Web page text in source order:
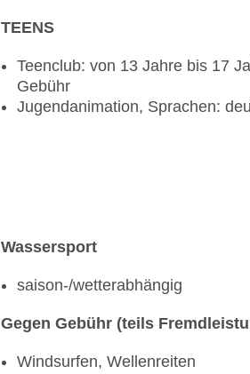
TEENS
Teenclub: von 13 Jahre bis 17
Gebühr
Jugendanimation, Sprachen:
Wassersport
saison-/wetterabhängig
Gegen Gebühr (teils
Windsurfen, Wellenreiten